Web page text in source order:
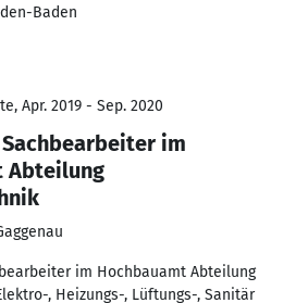
Baden
Apr. 2019 - Sep. 2020
im
Abteilung
im Hochbauamt Abteilung
, Heizungs-, Lüftungs-, Sanitär